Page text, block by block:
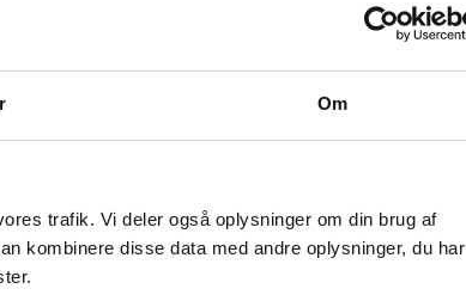
Om
trafik. Vi deler også oplysninger om din brug af
kombinere disse data med andre oplysninger, du har